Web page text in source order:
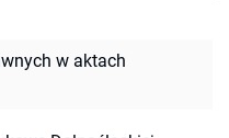
w aktach